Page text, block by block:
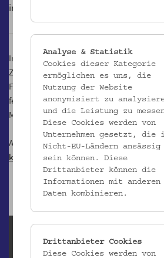
im Wald. Wer schafft es, einen
Im Garten kann man es nach dem
Zur Stärkung braten wir Brot und Wurst am
Feuer! Die Aktion findet nur bei
ferienspielpass 6.- (statt 8.-), Kinder 4.-
Minuten.
Anmeldung und Information:
kulturvermittlung@volkskundemuseum.at
Analyse & Statistik
Cookies dieser Kategorie
ermöglichen es uns, die
Nutzung der Website
anonymisiert zu
und die Leistung zu
Diese Cookies werden von
Unternehmen gesetzt, die
Nicht-EU-Ländern ansässig
sein können. Diese
Drittanbieter können die
Informationen mit anderen
Daten kombinieren.
Drittanbieter Cookies
Diese Cookies werden von